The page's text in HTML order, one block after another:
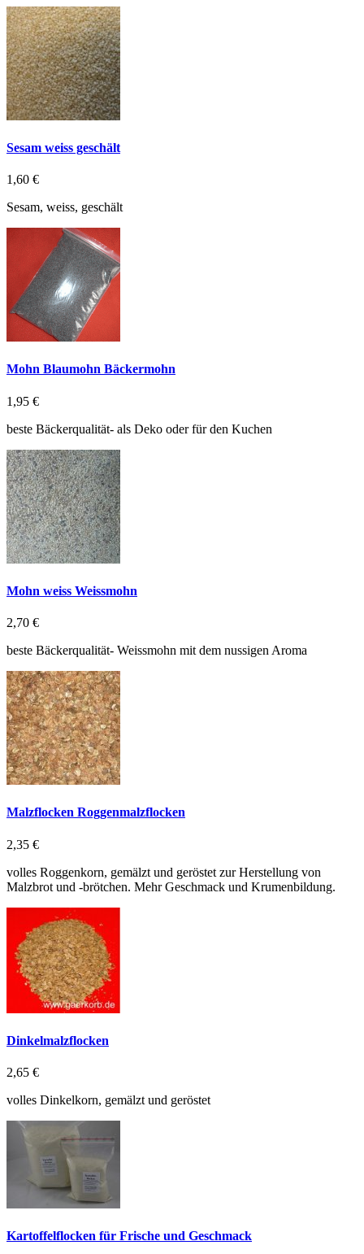
Sesam weiss geschält
1,60 €
Sesam, weiss, geschält
Mohn Blaumohn Bäckermohn
1,95 €
beste Bäckerqualität- als Deko oder für den Kuchen
Mohn weiss Weissmohn
2,70 €
beste Bäckerqualität- Weissmohn mit dem nussigen Aroma
Malzflocken Roggenmalzflocken
2,35 €
volles Roggenkorn, gemälzt und geröstet zur Herstellung von
Malzbrot und -brötchen. Mehr Geschmack und Krumenbildung.
Dinkelmalzflocken
2,65 €
volles Dinkelkorn, gemälzt und geröstet
Kartoffelflocken für Frische und Geschmack